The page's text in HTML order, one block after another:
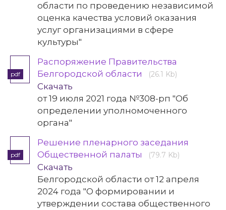
области по проведению независимой
оценка качества условий оказания
услуг организациями в сфере
культуры"
pdf
Распоряжение Правительства
Белгородской области
(26.1 Kb)
Скачать
от 19 июля 2021 года №308-рп "Об
определении уполномоченного
органа"
pdf
Решение пленарного заседания
Общественной палаты
(79.7 Kb)
Скачать
Белгородской области от 12 апреля
2024 года "О формировании и
утверждении состава общественного